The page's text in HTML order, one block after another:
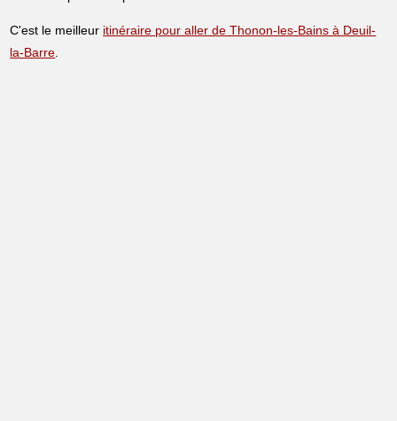
C'est le meilleur itinéraire pour aller de Thonon-les-Bains à Deuil-
la-Barre.